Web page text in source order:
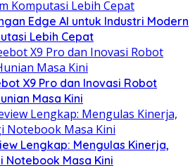
Edge AI untuk Industri Modern
Lebih Cepat
X9 Pro dan Inovasi Robot
Masa Kini
Lengkap: Mengulas Kinerja,
Notebook Masa Kini